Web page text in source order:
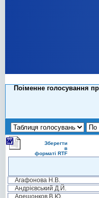
Поіменне голосування
Зберегти
в
форматі RTF
Агафонова Н.В.
Андрієвський Д.Й.
Арешонков В.Ю.